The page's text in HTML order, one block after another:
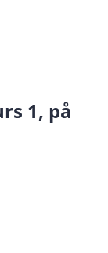
1, på